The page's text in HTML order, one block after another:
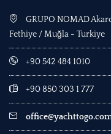
GRUPO NOMAD
Fethiye / Muğla - Turkiye
+90 542 484 1010
+90 850 303 1 777